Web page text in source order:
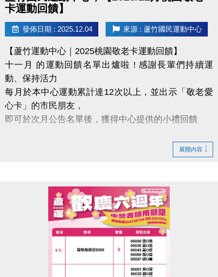
卡運動回饋】
發佈日期 : 2025.12.04 來源 : 蘆竹國民運動中心
【蘆竹運動中心｜2025桃園敬老卡運動回饋】
十一月 的運動回饋名單出爐啦 ! 感謝長輩們持續運
動、保持活力
每月於本中心運動累計達12次以上，並出示「敬老愛
心卡」的市民朋友，
即可於次月公告名單後，獲得中心提供的小禮回饋
持續運動不僅讓身體更健康，
還能感受滿滿的鼓勵與心意
洽詢專線：03-2639066 #112 (客服部)
官網 :
展開內容